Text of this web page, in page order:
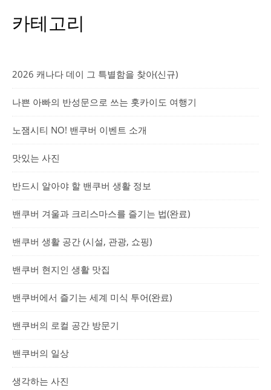
카테고리
2026 캐나다 데이 그 특별함을 찾아(신규)
나쁜 아빠의 반성문으로 쓰는 홋카이도 여행기
노잼시티 NO! 밴쿠버 이벤트 소개
맛있는 사진
반드시 알아야 할 밴쿠버 생활 정보
밴쿠버 겨울과 크리스마스를 즐기는 법(완료)
밴쿠버 생활 공간 (시설, 관광, 쇼핑)
밴쿠버 현지인 생활 맛집
밴쿠버에서 즐기는 세계 미식 투어(완료)
밴쿠버의 로컬 공간 방문기
밴쿠버의 일상
생각하는 사진